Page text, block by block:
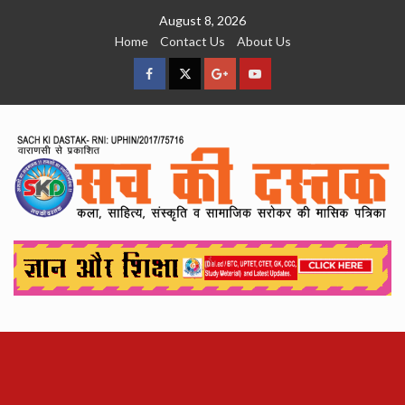
August 8, 2026
Home
Contact Us About Us
facebookTwitterGoogleYouTube